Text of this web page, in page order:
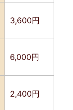
3,600円
6,000円
2,400円